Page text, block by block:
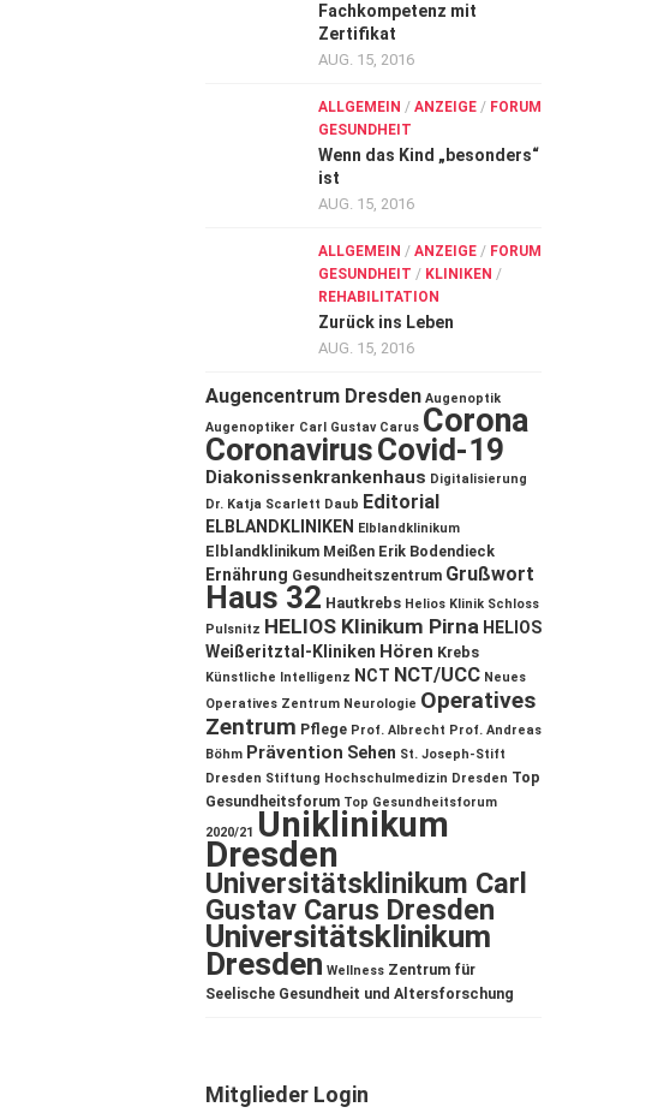
Fachkompetenz mit
Zertifikat
AUG. 15, 2016
ALLGEMEIN / ANZEIGE / FORUM
GESUNDHEIT
Wenn das Kind „besonders“
ist
AUG. 15, 2016
ALLGEMEIN / ANZEIGE / FORUM
GESUNDHEIT / KLINIKEN /
REHABILITATION
Zurück ins Leben
AUG. 15, 2016
Augencentrum Dresden Augenoptik
Augenoptiker Carl Gustav Carus Corona
CoronavirusCovid-19
Diakonissenkrankenhaus Digitalisierung
Dr. Katja Scarlett Daub Editorial
ELBLANDKLINIKEN Elblandklinikum
Elblandklinikum Meißen Erik Bodendieck
Ernährung Gesundheitszentrum Grußwort
Haus 32 Hautkrebs Helios Klinik Schloss
Pulsnitz HELIOS Klinikum Pirna HELIOS
Weißeritztal-Kliniken Hören Krebs
Künstliche Intelligenz NCT NCT/UCC Neues
Operatives Zentrum Neurologie Operatives
Zentrum Pflege Prof. Albrecht Prof. Andreas
Böhm Prävention Sehen St. Joseph-Stift
Dresden Stiftung Hochschulmedizin Dresden Top
Gesundheitsforum Top Gesundheitsforum
2020/21 Uniklinikum
Dresden
Universitätsklinikum Carl
Gustav Carus Dresden
Universitätsklinikum
Dresden Wellness Zentrum für
Seelische Gesundheit und Altersforschung
Mitglieder Login